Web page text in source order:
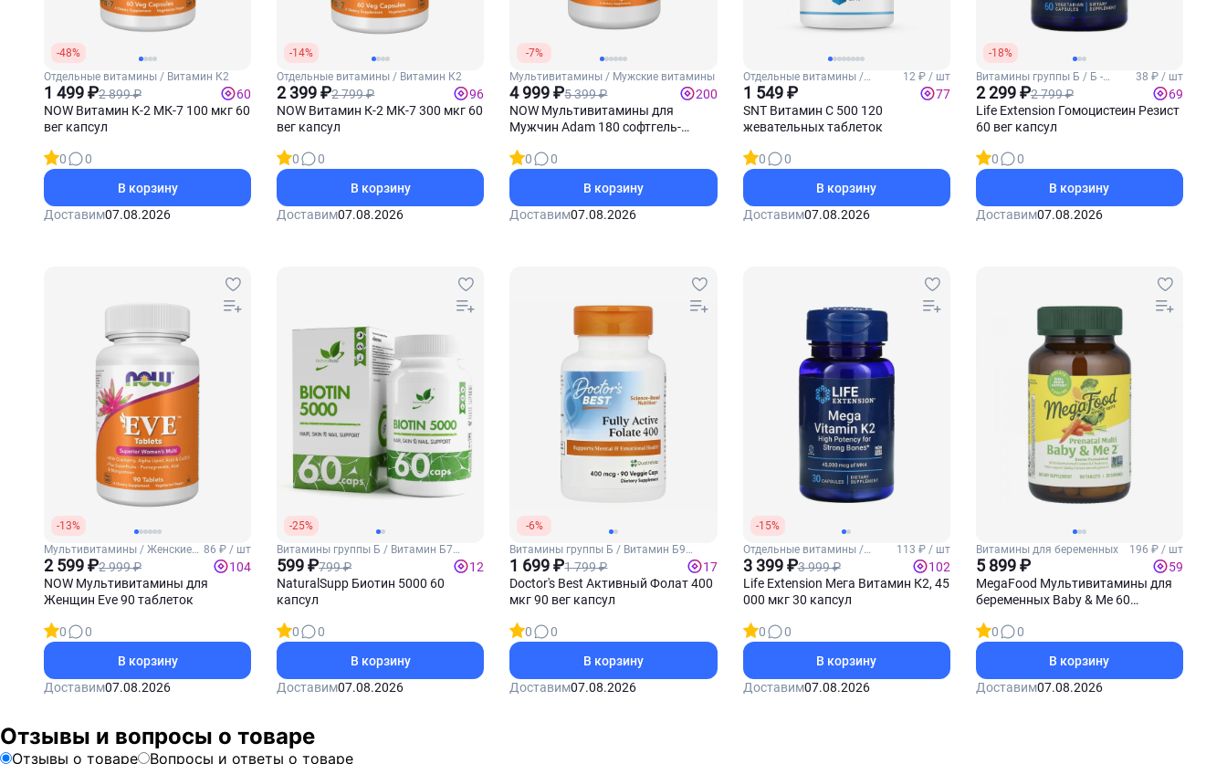
-48%
Отдельные витамины / Витамин К2
1 499 ₽2 899 ₽
60
NOW Витамин К-2 МК-7 100 мкг 60
вег капсул
0
0
В корзину
Доставим07.08.2026
-14%
Отдельные витамины / Витамин К2
2 399 ₽2 799 ₽
96
NOW Витамин К-2 МК-7 300 мкг 60
вег капсул
0
0
В корзину
Доставим07.08.2026
-7%
Мультивитамины / Мужские витамины
4 999 ₽5 399 ₽
200
NOW Мультивитамины для
Мужчин Adam 180 софтгель-
0
0
В корзину
Доставим07.08.2026
Отдельные витамины /
Витамин С
12 ₽ / шт
1 549 ₽
77
SNT Витамин С 500 120
жевательных таблеток
0
0
В корзину
Доставим07.08.2026
-18%
Витамины группы Б / Б -
комплекс
38 ₽ / шт
2 299 ₽2 799 ₽
69
Life Extension Гомоцистеин Резист
60 вег капсул
0
0
В корзину
Доставим07.08.2026
-13%
Мультивитамины / Женские
витамины
86 ₽ / шт
2 599 ₽2 999 ₽
104
NOW Мультивитамины для
Женщин Eve 90 таблеток
0
0
В корзину
Доставим07.08.2026
-25%
Витамины группы Б / Витамин Б7
(Биотин)
599 ₽799 ₽
12
NaturalSupp Биотин 5000 60
капсул
0
0
В корзину
Доставим07.08.2026
-6%
Витамины группы Б / Витамин Б9
(Фолиевая кислота)
1 699 ₽1 799 ₽
17
Doctor's Best Активный Фолат 400
мкг 90 вег капсул
0
0
В корзину
Доставим07.08.2026
-15%
Отдельные витамины /
Витамин К2
113 ₽ / шт
3 399 ₽3 999 ₽
102
Life Extension Мега Витамин К2, 45
000 мкг 30 капсул
0
0
В корзину
Доставим07.08.2026
Витамины для беременных 196 ₽ / шт
5 899 ₽
59
MegaFood Мультивитамины для
беременных Baby & Me 60
0
0
В корзину
Доставим07.08.2026
Отзывы и вопросы о товаре
Отзывы о товаре Вопросы и ответы о товаре